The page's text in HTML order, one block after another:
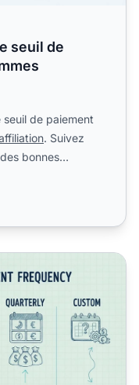
seuil de
de paiement
. Suivez
bonnes
ils verser